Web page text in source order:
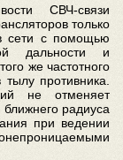
СВЧ-связи
только
сети с помощью
дальности и
же частотного
противника.
не отменяет
радиуса
при ведении